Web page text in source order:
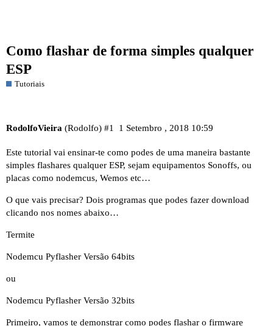
Como flashar de forma simples qualquer
ESP
Tutoriais
RodolfoVieira (Rodolfo) 1 Setembro , 2018 10:59
#1
Este tutorial vai ensinar-te como podes de uma maneira bastante
simples flashares qualquer ESP, sejam equipamentos Sonoffs, ou
placas como nodemcus, Wemos etc…
O que vais precisar? Dois programas que podes fazer download
clicando nos nomes abaixo…
Termite
Nodemcu Pyflasher Versão 64bits
ou
Nodemcu Pyflasher Versão 32bits
Primeiro, vamos te demonstrar como podes flashar o firmware